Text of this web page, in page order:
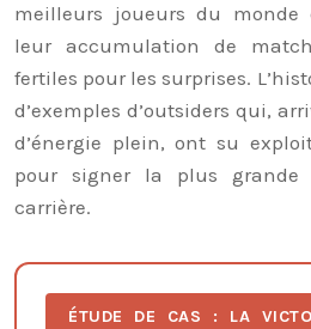
meilleurs joueurs du monde
leur accumulation de
fertiles pour les surprises.
d’exemples d’outsiders qui,
d’énergie plein, ont su
pour signer la plus grande
carrière.
ÉTUDE DE CAS : LA